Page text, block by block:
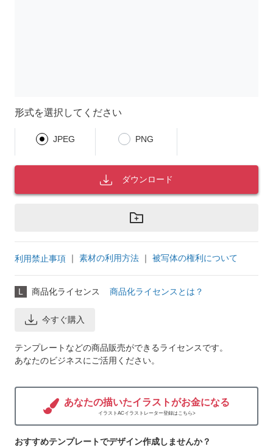
形式を選択してください
JPEG PNG
ダウンロード
利用禁止事項 ｜ 素材の利用方法 ｜ 被写体の権利について
L 商品化ライセンス 商品化ライセンスとは？
今すぐ購入
テンプレートなどの商品販売ができるライセンスです。
あなたのビジネスにご活用ください。
あなたの描いたイラストがお金になる
イラストACイラストレーター登録はこちら>
おすすめテンプレートでデザイン作成しませんか？